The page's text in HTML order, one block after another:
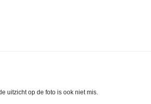
uitzicht op de foto is ook niet mis.